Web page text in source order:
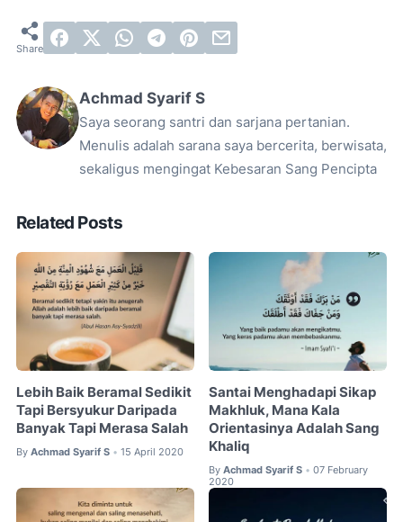
Achmad Syarif S
Saya seorang santri dan sarjana pertanian.
Menulis adalah sarana saya bercerita, berwisata,
sekaligus mengingat Kebesaran Sang Pencipta
Related Posts
Lebih Baik Beramal Sedikit
Tapi Bersyukur Daripada
Banyak Tapi Merasa Salah
By Achmad Syarif S • 15 April 2020
Santai Menghadapi Sikap
Makhluk, Mana Kala
Orientasinya Adalah Sang
Khaliq
By Achmad Syarif S • 07 February
2020